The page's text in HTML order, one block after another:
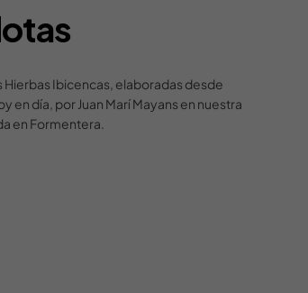
Hierbas Ibicencas, elaboradas desde
en día, por Juan Marí Mayans en nuestra
en Formentera.